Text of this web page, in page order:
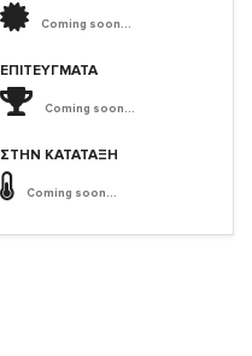
Coming soon...
ΕΠΙΤΕΎΓΜΑΤΑ
Coming soon...
ΣΤΗΝ ΚΑΤΆΤΑΞΗ
Coming soon...